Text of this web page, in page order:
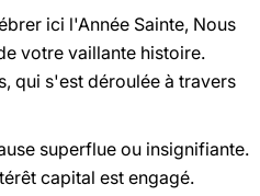
ici l'Année Sainte, Nous
votre vaillante histoire.
qui s'est déroulée à travers
superflue ou insignifiante.
capital est engagé.